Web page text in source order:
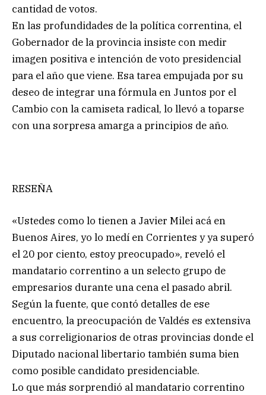
cantidad de votos.
En las profundidades de la política correntina, el
Gobernador de la provincia insiste con medir
imagen positiva e intención de voto presidencial
para el año que viene. Esa tarea empujada por su
deseo de integrar una fórmula en Juntos por el
Cambio con la camiseta radical, lo llevó a toparse
con una sorpresa amarga a principios de año.
RESEÑA
«Ustedes como lo tienen a Javier Milei acá en
Buenos Aires, yo lo medí en Corrientes y ya superó
el 20 por ciento, estoy preocupado», reveló el
mandatario correntino a un selecto grupo de
empresarios durante una cena el pasado abril.
Según la fuente, que contó detalles de ese
encuentro, la preocupación de Valdés es extensiva
a sus correligionarios de otras provincias donde el
Diputado nacional libertario también suma bien
como posible candidato presidenciable.
Lo que más sorprendió al mandatario correntino